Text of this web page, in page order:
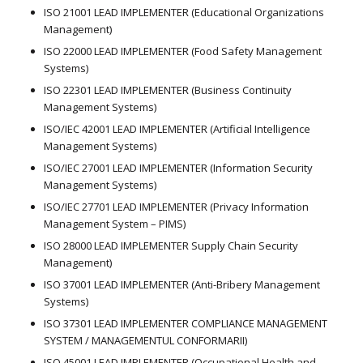
ISO 21001 LEAD IMPLEMENTER (Educational Organizations
Management)
ISO 22000 LEAD IMPLEMENTER (Food Safety Management
Systems)
ISO 22301 LEAD IMPLEMENTER (Business Continuity
Management Systems)
ISO/IEC 42001 LEAD IMPLEMENTER (Artificial Intelligence
Management Systems)
ISO/IEC 27001 LEAD IMPLEMENTER (Information Security
Management Systems)
ISO/IEC 27701 LEAD IMPLEMENTER (Privacy Information
Management System – PIMS)
ISO 28000 LEAD IMPLEMENTER Supply Chain Security
Management)
ISO 37001 LEAD IMPLEMENTER (Anti-Bribery Management
Systems)
ISO 37301 LEAD IMPLEMENTER COMPLIANCE MANAGEMENT
SYSTEM / MANAGEMENTUL CONFORMARII)